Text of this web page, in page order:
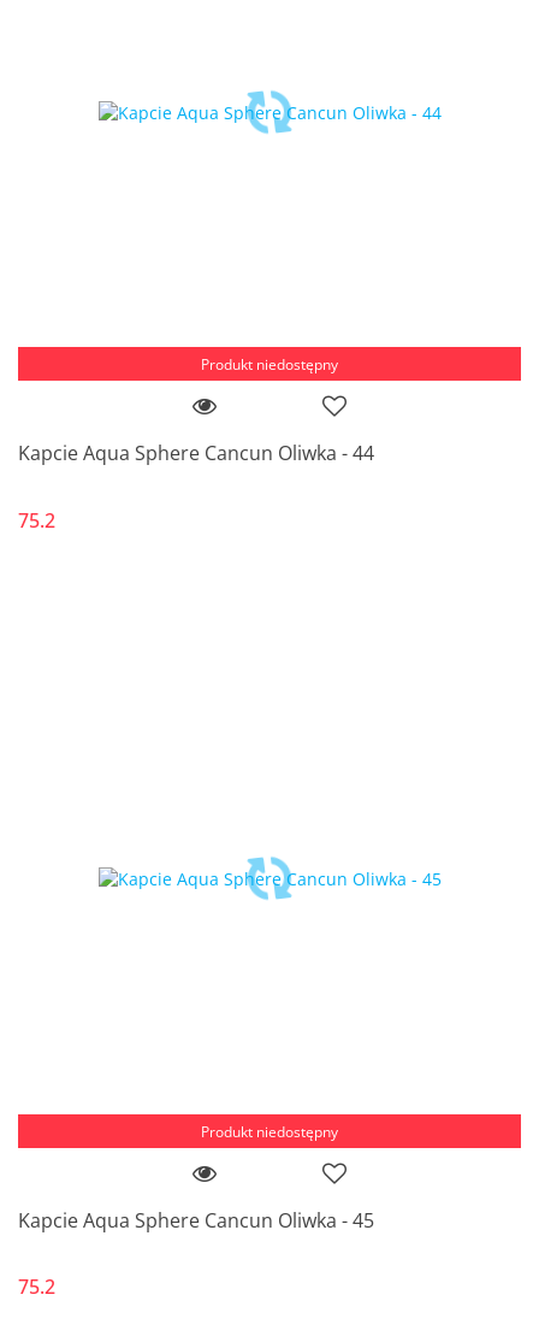
Produkt niedostępny
Kapcie Aqua Sphere Cancun Oliwka - 44
75.2
Produkt niedostępny
Kapcie Aqua Sphere Cancun Oliwka - 45
75.2